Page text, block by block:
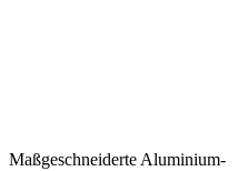
Maßgeschneiderte Aluminium-